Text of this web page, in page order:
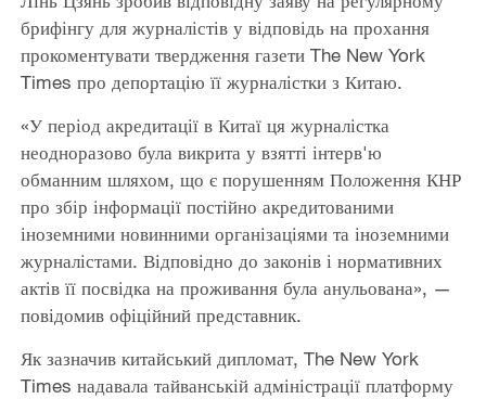
брифінгу для журналістів у відповідь на прохання
прокоментувати твердження газети The New York
Times про депортацію її журналістки з Китаю.
«У період акредитації в Китаї ця журналістка
неодноразово була викрита у взятті інтерв'ю
обманним шляхом, що є порушенням Положення КНР
про збір інформації постійно акредитованими
іноземними новинними організаціями та іноземними
журналістами. Відповідно до законів і нормативних
актів її посвідка на проживання була анульована», —
повідомив офіційний представник.
Як зазначив китайський дипломат, The New York
Times надавала тайванській адміністрації платформу